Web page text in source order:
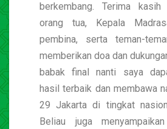
berkembang. Terima
orang tua, Kepala
pembina, serta teman-
memberikan doa dan
babak final nanti saya
hasil terbaik dan membawa
29 Jakarta di tingkat
Beliau juga